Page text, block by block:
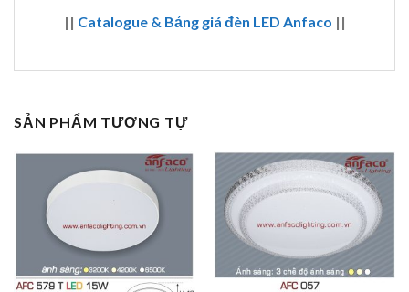
|| Catalogue & Bảng giá đèn LED Anfaco ||
SẢN PHẨM TƯƠNG TỰ